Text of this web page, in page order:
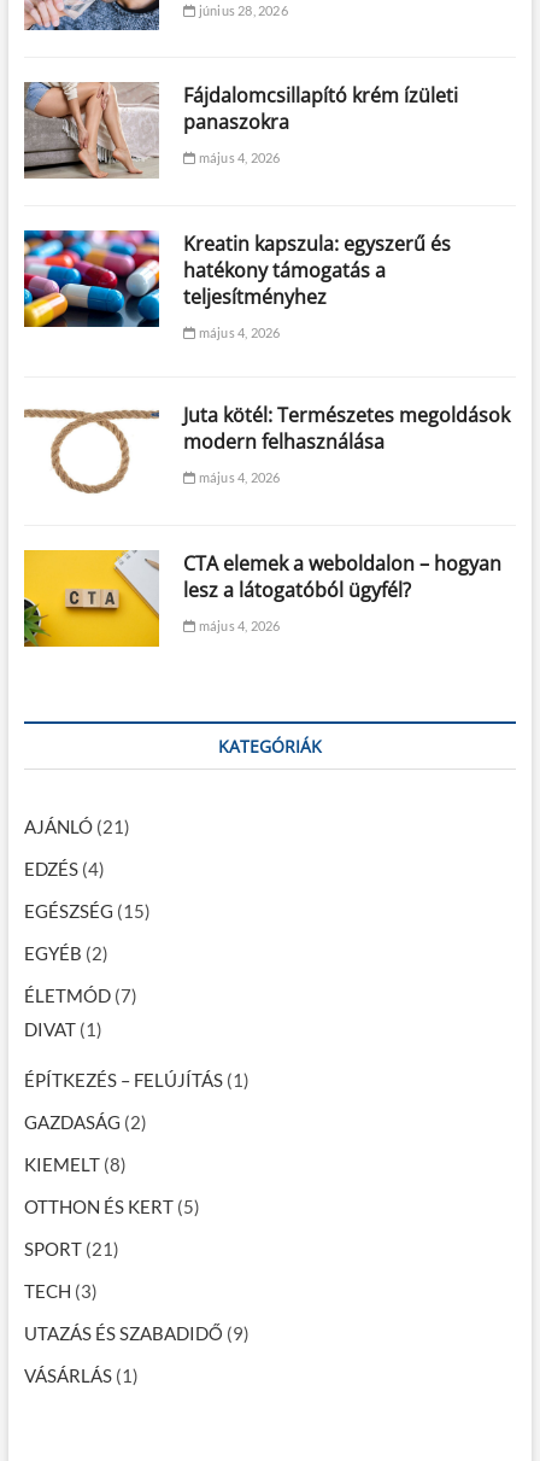
június 28, 2026
Fájdalomcsillapító krém ízületi
panaszokra
május 4, 2026
Kreatin kapszula: egyszerű és
hatékony támogatás a
teljesítményhez
május 4, 2026
Juta kötél: Természetes megoldások
modern felhasználása
május 4, 2026
CTA elemek a weboldalon – hogyan
lesz a látogatóból ügyfél?
május 4, 2026
KATEGÓRIÁK
AJÁNLÓ(21)
EDZÉS(4)
EGÉSZSÉG (15)
EGYÉB (2)
ÉLETMÓD(7)
DIVAT(1)
ÉPÍTKEZÉS – FELÚJÍTÁS(1)
GAZDASÁG (2)
KIEMELT(8)
OTTHON ÉS KERT(5)
SPORT(21)
TECH (3)
UTAZÁS ÉS SZABADIDŐ (9)
VÁSÁRLÁS(1)